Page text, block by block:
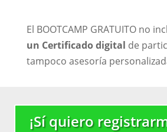
El BOOTCAMP GRATUITO no
un Certificado digital de
tampoco asesoría
¡Sí quiero